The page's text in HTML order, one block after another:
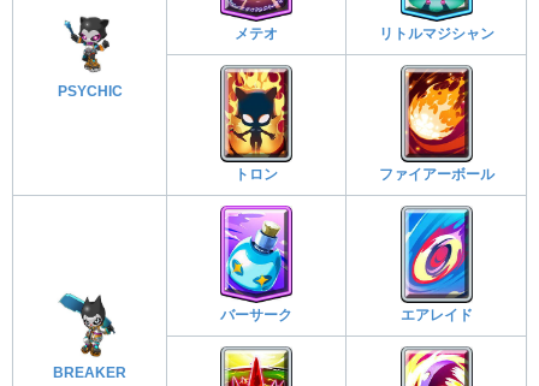
PSYCHIC
メテオ リトルマジシャン
トロン ファイアーボール
BREAKER
バーサーク エアレイド